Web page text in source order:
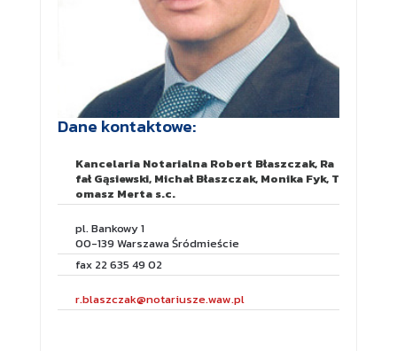
Dane kontaktowe:
Kancelaria Notarialna Robert Błaszczak, Ra
fał Gąsiewski, Michał Błaszczak, Monika Fyk, T
omasz Merta s.c.
pl. Bankowy 1
00-139 Warszawa Śródmieście
fax 22 635 49 02
r.blaszczak@notariusze.waw.pl